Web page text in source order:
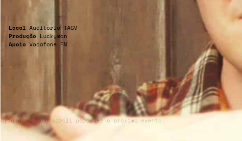
Local Auditório TAGV
Produção Luckyman
Apoio Vodafone FM
Clique ou faça scroll para ver o próximo evento.